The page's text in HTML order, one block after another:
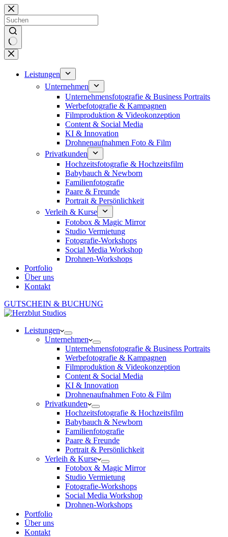
Zum
Inhalt
springen
Keine
Ergebnisse
Leistungen
Unternehmen
Unternehmensfotografie & Business Portraits
Werbefotografie & Kampagnen
Filmproduktion & Videokonzeption
Content & Social Media
KI & Innovation
Drohnenaufnahmen Foto & Film
Privatkunden
Hochzeitsfotografie & Hochzeitsfilm
Babybauch & Newborn
Familienfotografie
Paare & Freunde
Portrait & Persönlichkeit
Verleih & Kurse
Fotobox & Magic Mirror
Studio Vermietung
Fotografie-Workshops
Social Media Workshop
Drohnen-Workshops
Portfolio
Über uns
Kontakt
GUTSCHEIN & BUCHUNG
Leistungen
Unternehmen
Unternehmensfotografie & Business Portraits
Werbefotografie & Kampagnen
Filmproduktion & Videokonzeption
Content & Social Media
KI & Innovation
Drohnenaufnahmen Foto & Film
Privatkunden
Hochzeitsfotografie & Hochzeitsfilm
Babybauch & Newborn
Familienfotografie
Paare & Freunde
Portrait & Persönlichkeit
Verleih & Kurse
Fotobox & Magic Mirror
Studio Vermietung
Fotografie-Workshops
Social Media Workshop
Drohnen-Workshops
Portfolio
Über uns
Kontakt